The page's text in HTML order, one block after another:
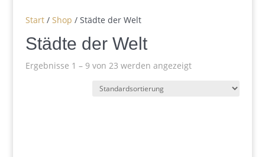
Start/ Shop / Städte der Welt
Städte der Welt
Ergebnisse 1 – 9 von 23 werden angezeigt